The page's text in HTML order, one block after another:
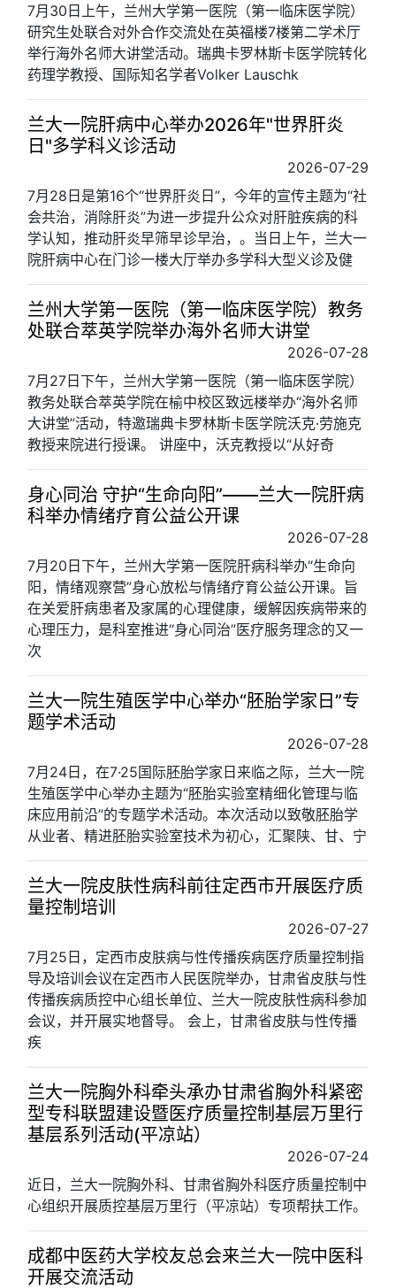
7月30日上午，兰州大学第一医院（第一临床医学院）
研究生处联合对外合作交流处在英福楼7楼第二学术厅
举行海外名师大讲堂活动。瑞典卡罗林斯卡医学院转化
药理学教授、国际知名学者Volker Lauschk
兰大一院肝病中心举办2026年"世界肝炎
日"多学科义诊活动
2026-07-29
7月28日是第16个“世界肝炎日”，今年的宣传主题为“社
会共治，消除肝炎”为进一步提升公众对肝脏疾病的科
学认知，推动肝炎早筛早诊早治，。当日上午，兰大一
院肝病中心在门诊一楼大厅举办多学科大型义诊及健
兰州大学第一医院（第一临床医学院）教务
处联合萃英学院举办海外名师大讲堂
2026-07-28
7月27日下午，兰州大学第一医院（第一临床医学院）
教务处联合萃英学院在榆中校区致远楼举办“海外名师
大讲堂”活动，特邀瑞典卡罗林斯卡医学院沃克·劳施克
教授来院进行授课。 讲座中，沃克教授以“从好奇
身心同治 守护“生命向阳”——兰大一院肝病
科举办情绪疗育公益公开课
2026-07-28
7月20日下午，兰州大学第一医院肝病科举办“生命向
阳，情绪观察营”身心放松与情绪疗育公益公开课。旨
在关爱肝病患者及家属的心理健康，缓解因疾病带来的
心理压力，是科室推进“身心同治”医疗服务理念的又一
次
兰大一院生殖医学中心举办“胚胎学家日”专
题学术活动
2026-07-28
7月24日，在7·25国际胚胎学家日来临之际，兰大一院
生殖医学中心举办主题为“胚胎实验室精细化管理与临
床应用前沿”的专题学术活动。本次活动以致敬胚胎学
从业者、精进胚胎实验室技术为初心，汇聚陕、甘、宁
兰大一院皮肤性病科前往定西市开展医疗质
量控制培训
2026-07-27
7月25日，定西市皮肤病与性传播疾病医疗质量控制指
导及培训会议在定西市人民医院举办，甘肃省皮肤与性
传播疾病质控中心组长单位、兰大一院皮肤性病科参加
会议，并开展实地督导。 会上，甘肃省皮肤与性传播
疾
兰大一院胸外科牵头承办甘肃省胸外科紧密
型专科联盟建设暨医疗质量控制基层万里行
基层系列活动(平凉站）
2026-07-24
近日，兰大一院胸外科、甘肃省胸外科医疗质量控制中
心组织开展质控基层万里行（平凉站）专项帮扶工作。
成都中医药大学校友总会来兰大一院中医科
开展交流活动